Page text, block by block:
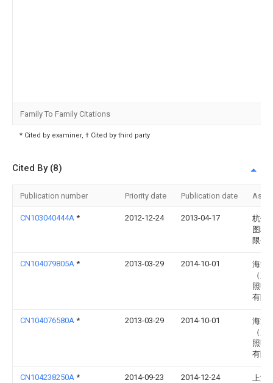
Family To Family Citations
* Cited by examiner, † Cited by third party
Cited By (8)
Publication number Priority date Publication date
CN103040444A * 2012-12-24 2013-04-17
杭州
图科
限公
CN104079805A * 2013-03-29 2014-10-01
海洋
（东
照明
有限
CN104076580A * 2013-03-29 2014-10-01
海洋
（东
照明
有限
CN104238250A * 2014-09-23 2014-12-24
上海